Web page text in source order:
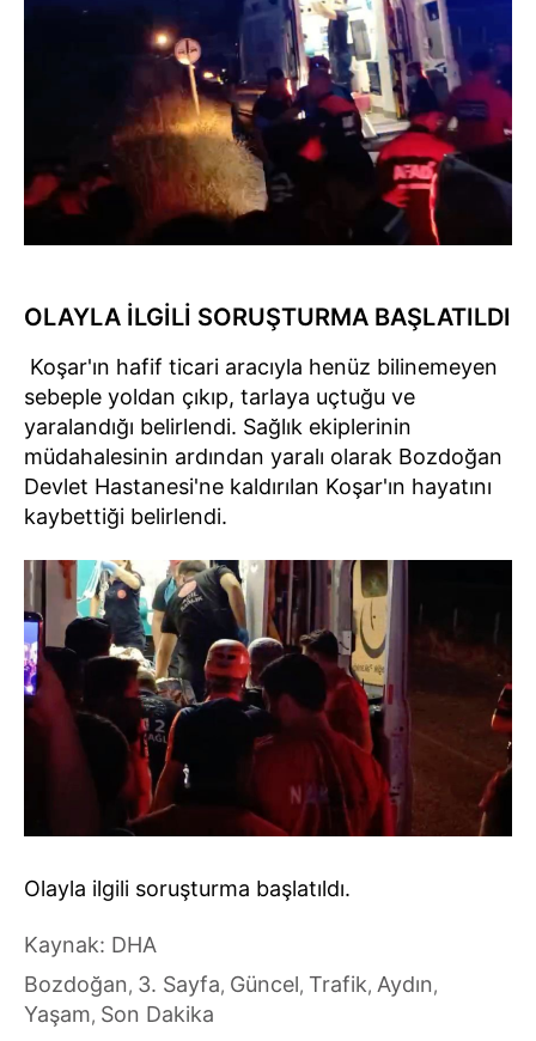
OLAYLA İLGİLİ SORUŞTURMA BAŞLATILDI
Koşar'ın hafif ticari aracıyla henüz bilinemeyen
sebeple yoldan çıkıp, tarlaya uçtuğu ve
yaralandığı belirlendi. Sağlık ekiplerinin
müdahalesinin ardından yaralı olarak Bozdoğan
Devlet Hastanesi'ne kaldırılan Koşar'ın hayatını
kaybettiği belirlendi.
Olayla ilgili soruşturma başlatıldı.
Kaynak: DHA
Bozdoğan, 3. Sayfa, Güncel, Trafik, Aydın,
Yaşam, Son Dakika